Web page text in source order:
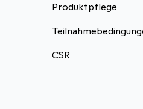
Produktpflege
CSR